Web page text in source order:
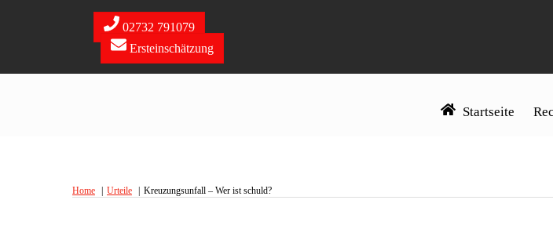
02732 791079
Ersteinschätzung
Startseite
Home Urteile Kreuzungsunfall – Wer ist schuld?